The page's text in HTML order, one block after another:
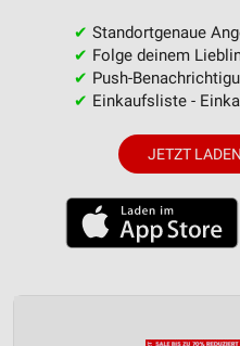
✔ Standortgenaue
✔ Folge deinem
✔ Push-
✔ Einkaufsliste -
JETZT